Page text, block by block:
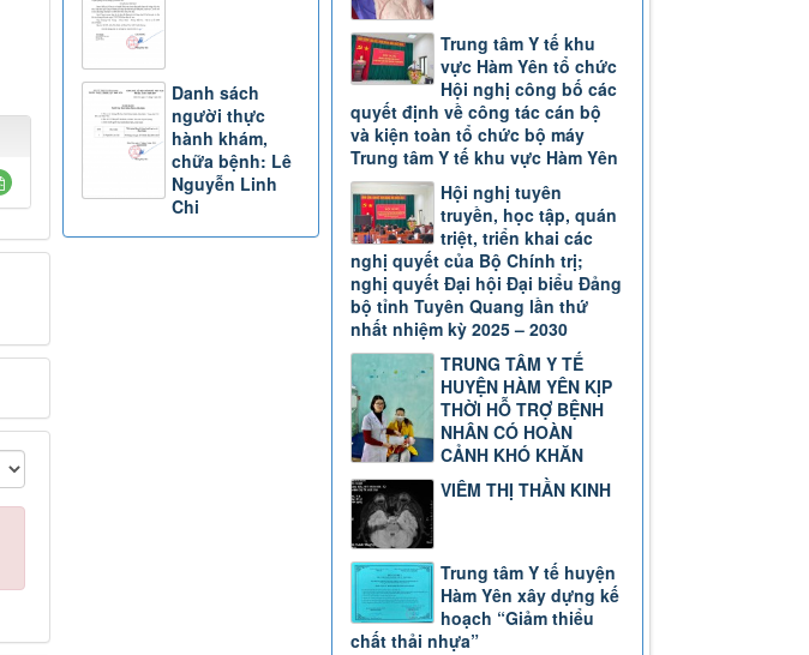
Trung tâm Y tế khu
vực Hàm Yên tổ chức
Hội nghị công bố các
quyết định về công tác cán bộ
và kiện toàn tổ chức bộ máy
Trung tâm Y tế khu vực Hàm Yên
Hội nghị tuyên
truyền, học tập, quán
triệt, triển khai các
nghị quyết của Bộ Chính trị;
nghị quyết Đại hội Đại biểu Đảng
bộ tỉnh Tuyên Quang lần thứ
nhất nhiệm kỳ 2025 – 2030
TRUNG TÂM Y TẾ
HUYỆN HÀM YÊN KỊP
THỜI HỖ TRỢ BỆNH
NHÂN CÓ HOÀN
CẢNH KHÓ KHĂN
VIÊM THỊ THẦN KINH
Trung tâm Y tế huyện
Hàm Yên xây dựng kế
hoạch “Giảm thiểu
chất thải nhựa”
Danh sách
người thực
hành khám,
chữa bệnh: Lê
Nguyễn Linh
Chi